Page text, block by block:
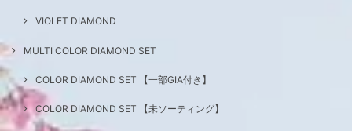
VIOLET DIAMOND
MULTI COLOR DIAMOND SET
COLOR DIAMOND SET 【一部GIA付き】
COLOR DIAMOND SET 【未ソーティング】